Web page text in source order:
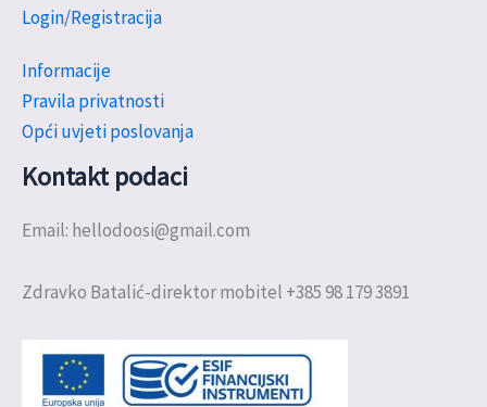
Login/Registracija
Informacije
Pravila privatnosti
Opći uvjeti poslovanja
Kontakt podaci
Email: hellodoosi@gmail.com
Zdravko Batalić-direktor mobitel +385 98 179 3891